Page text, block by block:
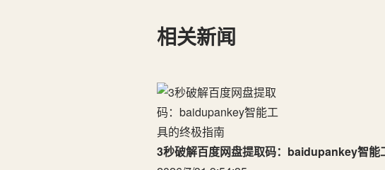
相关新闻
3秒破解百度网盘提取码：baidupankey智能